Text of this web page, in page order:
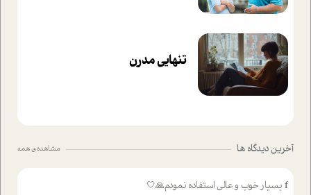
تنهایی مدرن
آخرین دیدگاه ها مشاهده ی همه
f بسیار خوب و عالی استفاده نمودم🙏🤍